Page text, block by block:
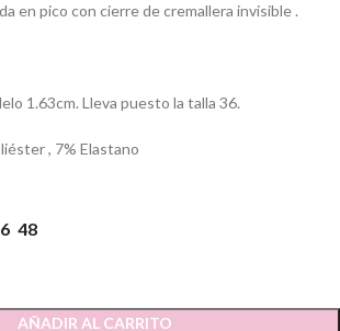
en pico con cierre de cremallera invisible .
1.63cm. Lleva puesto la talla 36.
, 7% Elastano
48
AÑADIR AL CARRITO